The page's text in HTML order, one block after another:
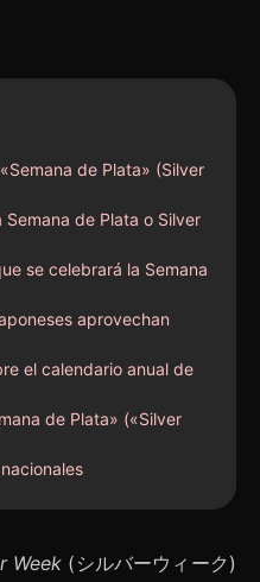
de Plata» (Silver
Semana de Plata o Silver
se celebrará la Semana
aprovechan
el calendario anual de
de Plata» («Silver
Week (シルバーウィーク)